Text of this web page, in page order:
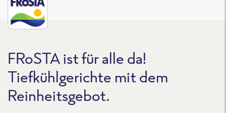
FRoSTA ist für alle da!
Tiefkühlgerichte mit dem
Reinheitsgebot.